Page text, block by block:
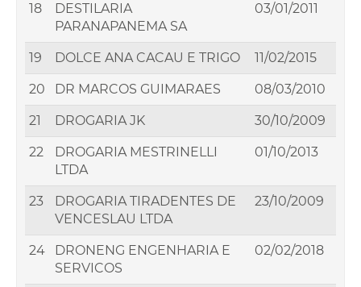
18
DESTILARIA
PARANAPANEMA SA
03/01/2011
19 DOLCE ANA CACAU E TRIGO 11/02/2015
20 DR MARCOS GUIMARAES 08/03/2010
21 DROGARIA JK 30/10/2009
22
DROGARIA MESTRINELLI
LTDA
01/10/2013
23
DROGARIA TIRADENTES DE
VENCESLAU LTDA
23/10/2009
24
DRONENG ENGENHARIA E
SERVICOS
02/02/2018